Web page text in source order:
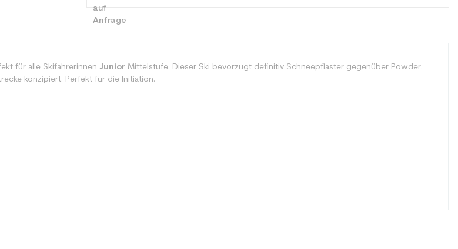
für alle Skifahrerinnen JuniorMittelstufe. Dieser Ski bevorzugt definitiv Schneepflaster gegenüber Powder.
konzipiert. Perfekt für die Initiation.